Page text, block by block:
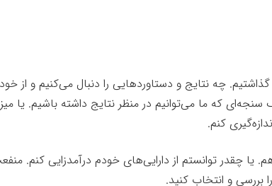
چه نتایج و دستاوردهایی را دنبال می‌کنیم و از
که ما می‌توانیم در منظر نتایج داشته باشیم. یا
کنم.
یا چقدر توانستم از دارایی‌های خودم درآمدزایی کنم.
بررسی و انتخاب کنید.